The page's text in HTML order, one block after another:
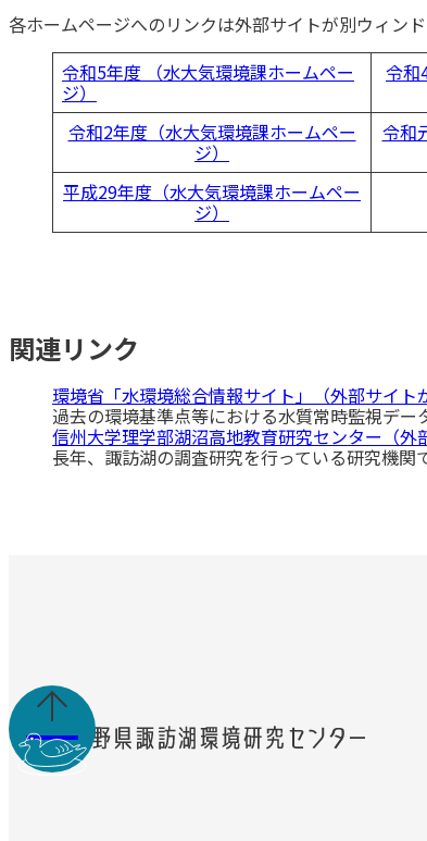
各ホームページへのリンクは外部サイトが別ウィン
令和5年度 （水大気環境課ホームペー
ジ）
令和
令和2年度（水大気環境課ホームペー
ジ）
令和
平成29年度（水大気環境課ホームペー
ジ）
関連リンク
環境省「水環境総合情報サイト」（外部サイト
過去の環境基準点等における水質常時監視デー
信州大学理学部湖沼高地教育研究センター（外
長年、諏訪湖の調査研究を行っている研究機関で
